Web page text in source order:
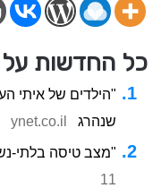
כל החדשות על
"הילדים של איתי
שנהרג
ynet.co.il
"מצב טיסה בלתי-
11